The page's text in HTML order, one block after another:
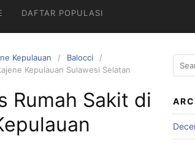
DAFTAR POPULASI
Kepulauan
Balocci
Kepulauan Sulawesi Selatan
Rumah Sakit di
Search
for: